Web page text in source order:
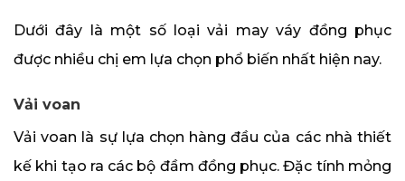
Dưới đây là một số loại vải may váy đồng phục
được nhiều chị em lựa chọn phổ biến nhất hiện nay.
Vải voan
Vải voan là sự lựa chọn hàng đầu của các nhà thiết
kế khi tạo ra các bộ đầm đồng phục. Đặc tính mỏng